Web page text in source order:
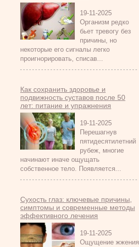
19-11-2025
Организм редко
бьет тревогу без
причины, но
некоторые его сигналы легко
проигнорировать, списав...
Как сохранить здоровье и
подвижность суставов после 50
лет: питание и упражнения
19-11-2025
Перешагнув
пятидесятилетний
рубеж, многие
начинают иначе ощущать
собственное тело. Появляется...
Сухость глаз: ключевые причины,
симптомы и современные методы
эффективного лечения
19-11-2025
Ощущение жжения